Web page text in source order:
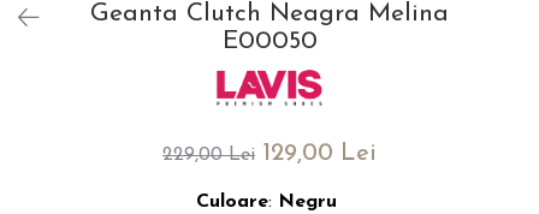
Geanta Clutch Neagra Melina
E00050
229,00 Lei 129,00 Lei
Culoare: Negru